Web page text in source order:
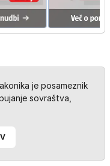
je posameznik
sovraštva,